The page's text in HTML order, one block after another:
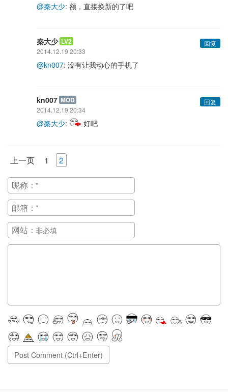
@秦大少: 额，直接换新的了吧
秦大少 LV2
回复
2014.12.19 20:33
@kn007: 没有让我动心的手机了
kn007 MOD
回复
2014.12.19 20:34
@秦大少: 好吧
上一页 1 2
昵称：
邮箱：
网站：